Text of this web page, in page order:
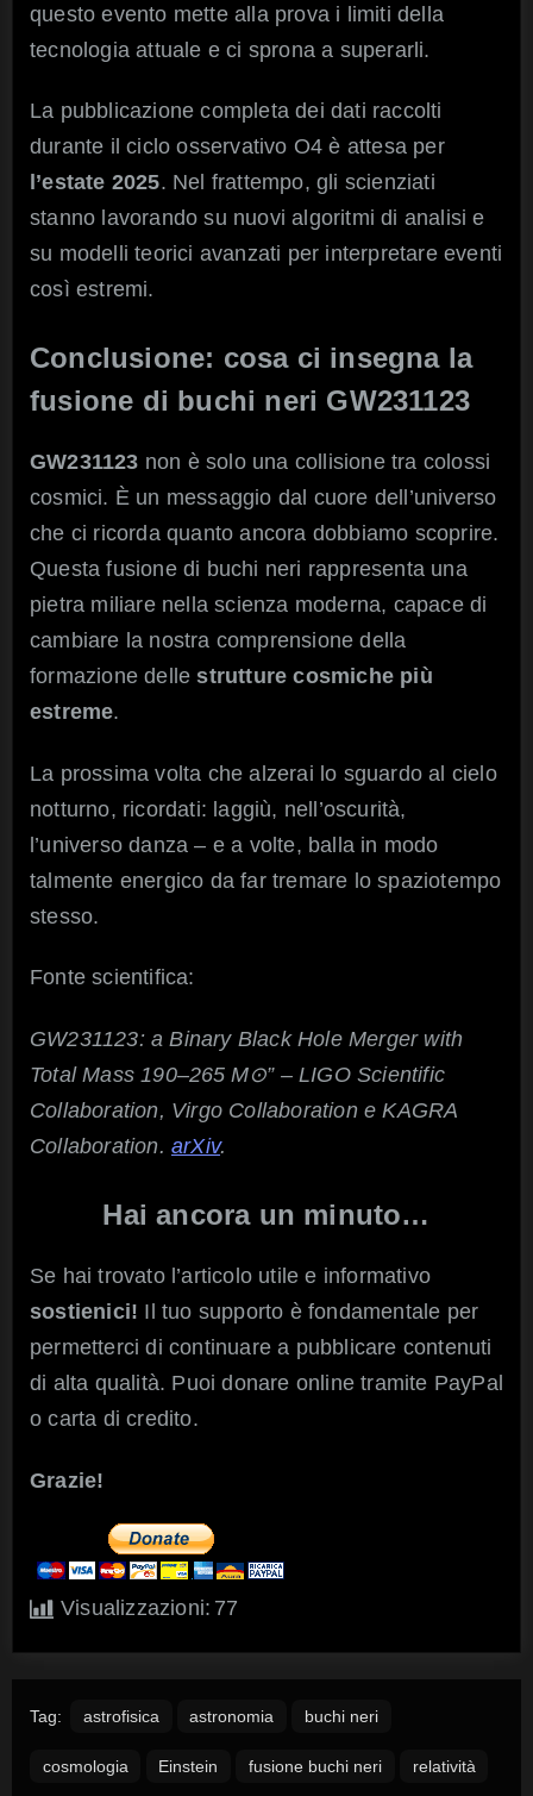
questo evento mette alla prova i limiti della
tecnologia attuale e ci sprona a superarli.
La pubblicazione completa dei dati raccolti
durante il ciclo osservativo O4 è attesa per
l’estate 2025. Nel frattempo, gli scienziati
stanno lavorando su nuovi algoritmi di analisi e
su modelli teorici avanzati per interpretare eventi
così estremi.
Conclusione: cosa ci insegna la
fusione di buchi neri GW231123
GW231123 non è solo una collisione tra colossi
cosmici. È un messaggio dal cuore dell’universo
che ci ricorda quanto ancora dobbiamo scoprire.
Questa fusione di buchi neri rappresenta una
pietra miliare nella scienza moderna, capace di
cambiare la nostra comprensione della
formazione dellestrutture cosmiche più
estreme.
La prossima volta che alzerai lo sguardo al cielo
notturno, ricordati: laggiù, nell’oscurità,
l’universo danza – e a volte, balla in modo
talmente energico da far tremare lo spaziotempo
stesso.
Fonte scientifica:
GW231123: a Binary Black Hole Merger with
Total Mass 190–265 M⊙” – LIGO Scientific
Collaboration, Virgo Collaboration e KAGRA
Collaboration. arXiv.
Hai ancora un minuto…
Se hai trovato l’articolo utile e informativo
sostienici! Il tuo supporto è fondamentale per
permetterci di continuare a pubblicare contenuti
di alta qualità. Puoi donare online tramite PayPal
o carta di credito.
Grazie!
Visualizzazioni: 77
Tag: astrofisica astronomia buchi neri
cosmologia Einstein fusione buchi neri relatività